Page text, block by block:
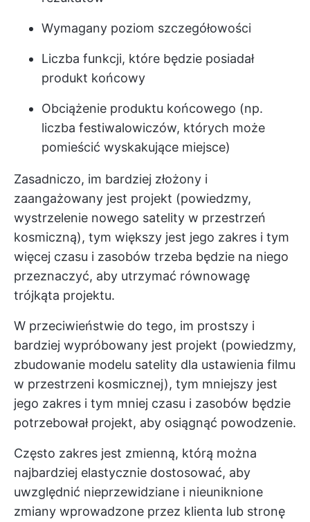
Wymagany poziom szczegółowości
Liczba funkcji, które będzie posiadał
produkt końcowy
Obciążenie produktu końcowego (np.
liczba festiwalowiczów, których może
pomieścić wyskakujące miejsce)
Zasadniczo, im bardziej złożony i
zaangażowany jest projekt (powiedzmy,
wystrzelenie nowego satelity w przestrzeń
kosmiczną), tym większy jest jego zakres i tym
więcej czasu i zasobów trzeba będzie na niego
przeznaczyć, aby utrzymać równowagę
trójkąta projektu.
W przeciwieństwie do tego, im prostszy i
bardziej wypróbowany jest projekt (powiedzmy,
zbudowanie modelu satelity dla ustawienia filmu
w przestrzeni kosmicznej), tym mniejszy jest
jego zakres i tym mniej czasu i zasobów będzie
potrzebował projekt, aby osiągnąć powodzenie.
Często zakres jest zmienną, którą można
najbardziej elastycznie dostosować, aby
uwzględnić nieprzewidziane i nieuniknione
zmiany wprowadzone przez klienta lub stronę